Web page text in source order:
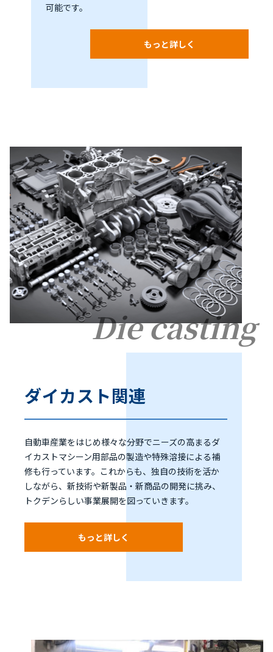
可能です。
もっと詳しく
Die casting
ダイカスト関連
自動車産業をはじめ様々な分野でニーズの高まるダ
イカストマシーン用部品の製造や特殊溶接による補
修も行っています。これからも、独自の技術を活か
しながら、新技術や新製品・新商品の開発に挑み、
トクデンらしい事業展開を図っていきます。
もっと詳しく